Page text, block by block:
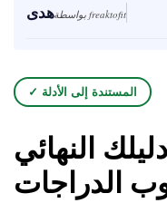
هدى بواسطة freaktofit
✓ المستندة إلى الأدلة
النهائي
الدراجات